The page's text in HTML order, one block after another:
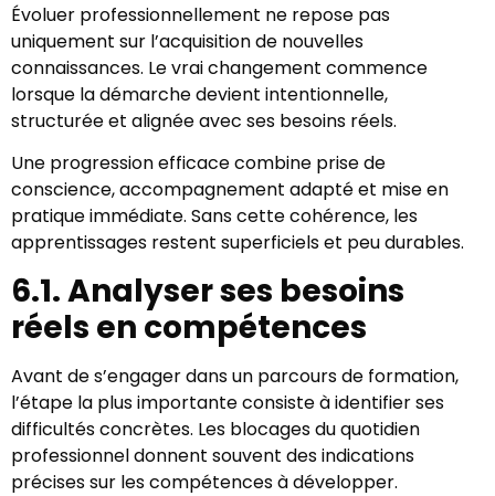
Évoluer professionnellement ne repose pas
uniquement sur l’acquisition de nouvelles
connaissances. Le vrai changement commence
lorsque la démarche devient intentionnelle,
structurée et alignée avec ses besoins réels.
Une progression efficace combine prise de
conscience, accompagnement adapté et mise en
pratique immédiate. Sans cette cohérence, les
apprentissages restent superficiels et peu durables.
6.1. Analyser ses besoins
réels en compétences
Avant de s’engager dans un parcours de formation,
l’étape la plus importante consiste à identifier ses
difficultés concrètes. Les blocages du quotidien
professionnel donnent souvent des indications
précises sur les compétences à développer.